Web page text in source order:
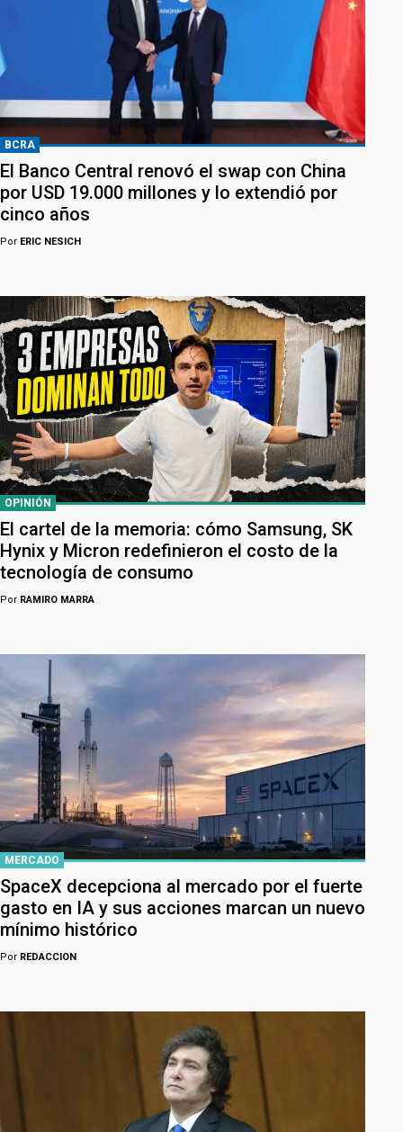
BCRA
El Banco Central renovó el swap con China
por USD 19.000 millones y lo extendió por
cinco años
Por ERIC NESICH
OPINIÓN
El cartel de la memoria: cómo Samsung, SK
Hynix y Micron redefinieron el costo de la
tecnología de consumo
Por RAMIRO MARRA
MERCADO
SpaceX decepciona al mercado por el fuerte
gasto en IA y sus acciones marcan un nuevo
mínimo histórico
Por REDACCION